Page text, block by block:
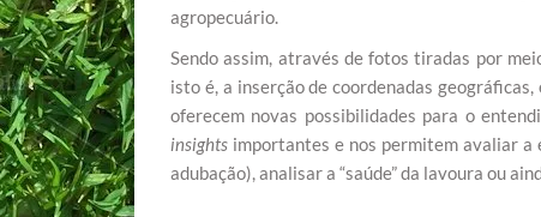
agropecuário.
Sendo assim, através de fotos tiradas por
isto é, a inserção de coordenadas
oferecem novas possibilidades para o
insights importantes e nos permitem avaliar
adubação), analisar a “saúde” da lavoura ou